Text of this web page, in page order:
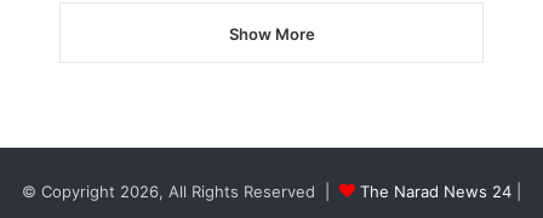
Show More
© Copyright 2026, All Rights Reserved | The Narad News 24